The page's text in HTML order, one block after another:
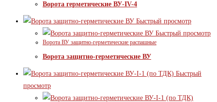
Ворота герметические ВУ-IV-4
Быстрый просмотр
Быстрый просмотр
Ворота ВУ защитно-герметические распашные
Ворота защитно-герметические ВУ
Быстрый
просмотр